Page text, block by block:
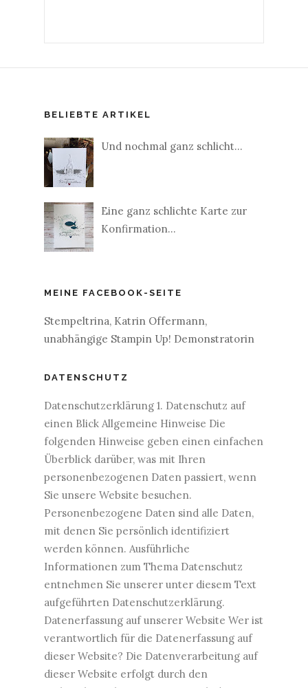
BELIEBTE ARTIKEL
Und nochmal ganz schlicht...
Eine ganz schlichte Karte zur
Konfirmation...
MEINE FACEBOOK-SEITE
Stempeltrina, Katrin Offermann,
unabhängige Stampin Up! Demonstratorin
DATENSCHUTZ
Datenschutzerklärung 1. Datenschutz auf
einen Blick Allgemeine Hinweise Die
folgenden Hinweise geben einen einfachen
Überblick darüber, was mit Ihren
personenbezogenen Daten passiert, wenn
Sie unsere Website besuchen.
Personenbezogene Daten sind alle Daten,
mit denen Sie persönlich identifiziert
werden können. Ausführliche
Informationen zum Thema Datenschutz
entnehmen Sie unserer unter diesem Text
aufgeführten Datenschutzerklärung.
Datenerfassung auf unserer Website Wer ist
verantwortlich für die Datenerfassung auf
dieser Website? Die Datenverarbeitung auf
dieser Website erfolgt durch den